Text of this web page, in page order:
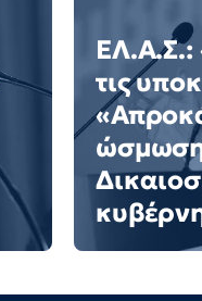
ΕΛ.Α.Σ.:
τις